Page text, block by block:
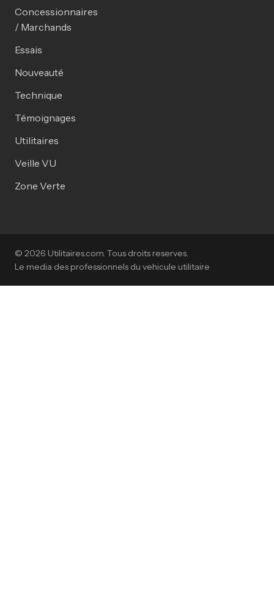
Concessionnaires
/ Marchands
Essais
Nouveauté
Technique
Témoignages
Utilitaires
Veille VU
Zone Verte
© 2026 Utilitaires.com. Tous droits reserves.
Le media des professionnels du vehicule utilitaire